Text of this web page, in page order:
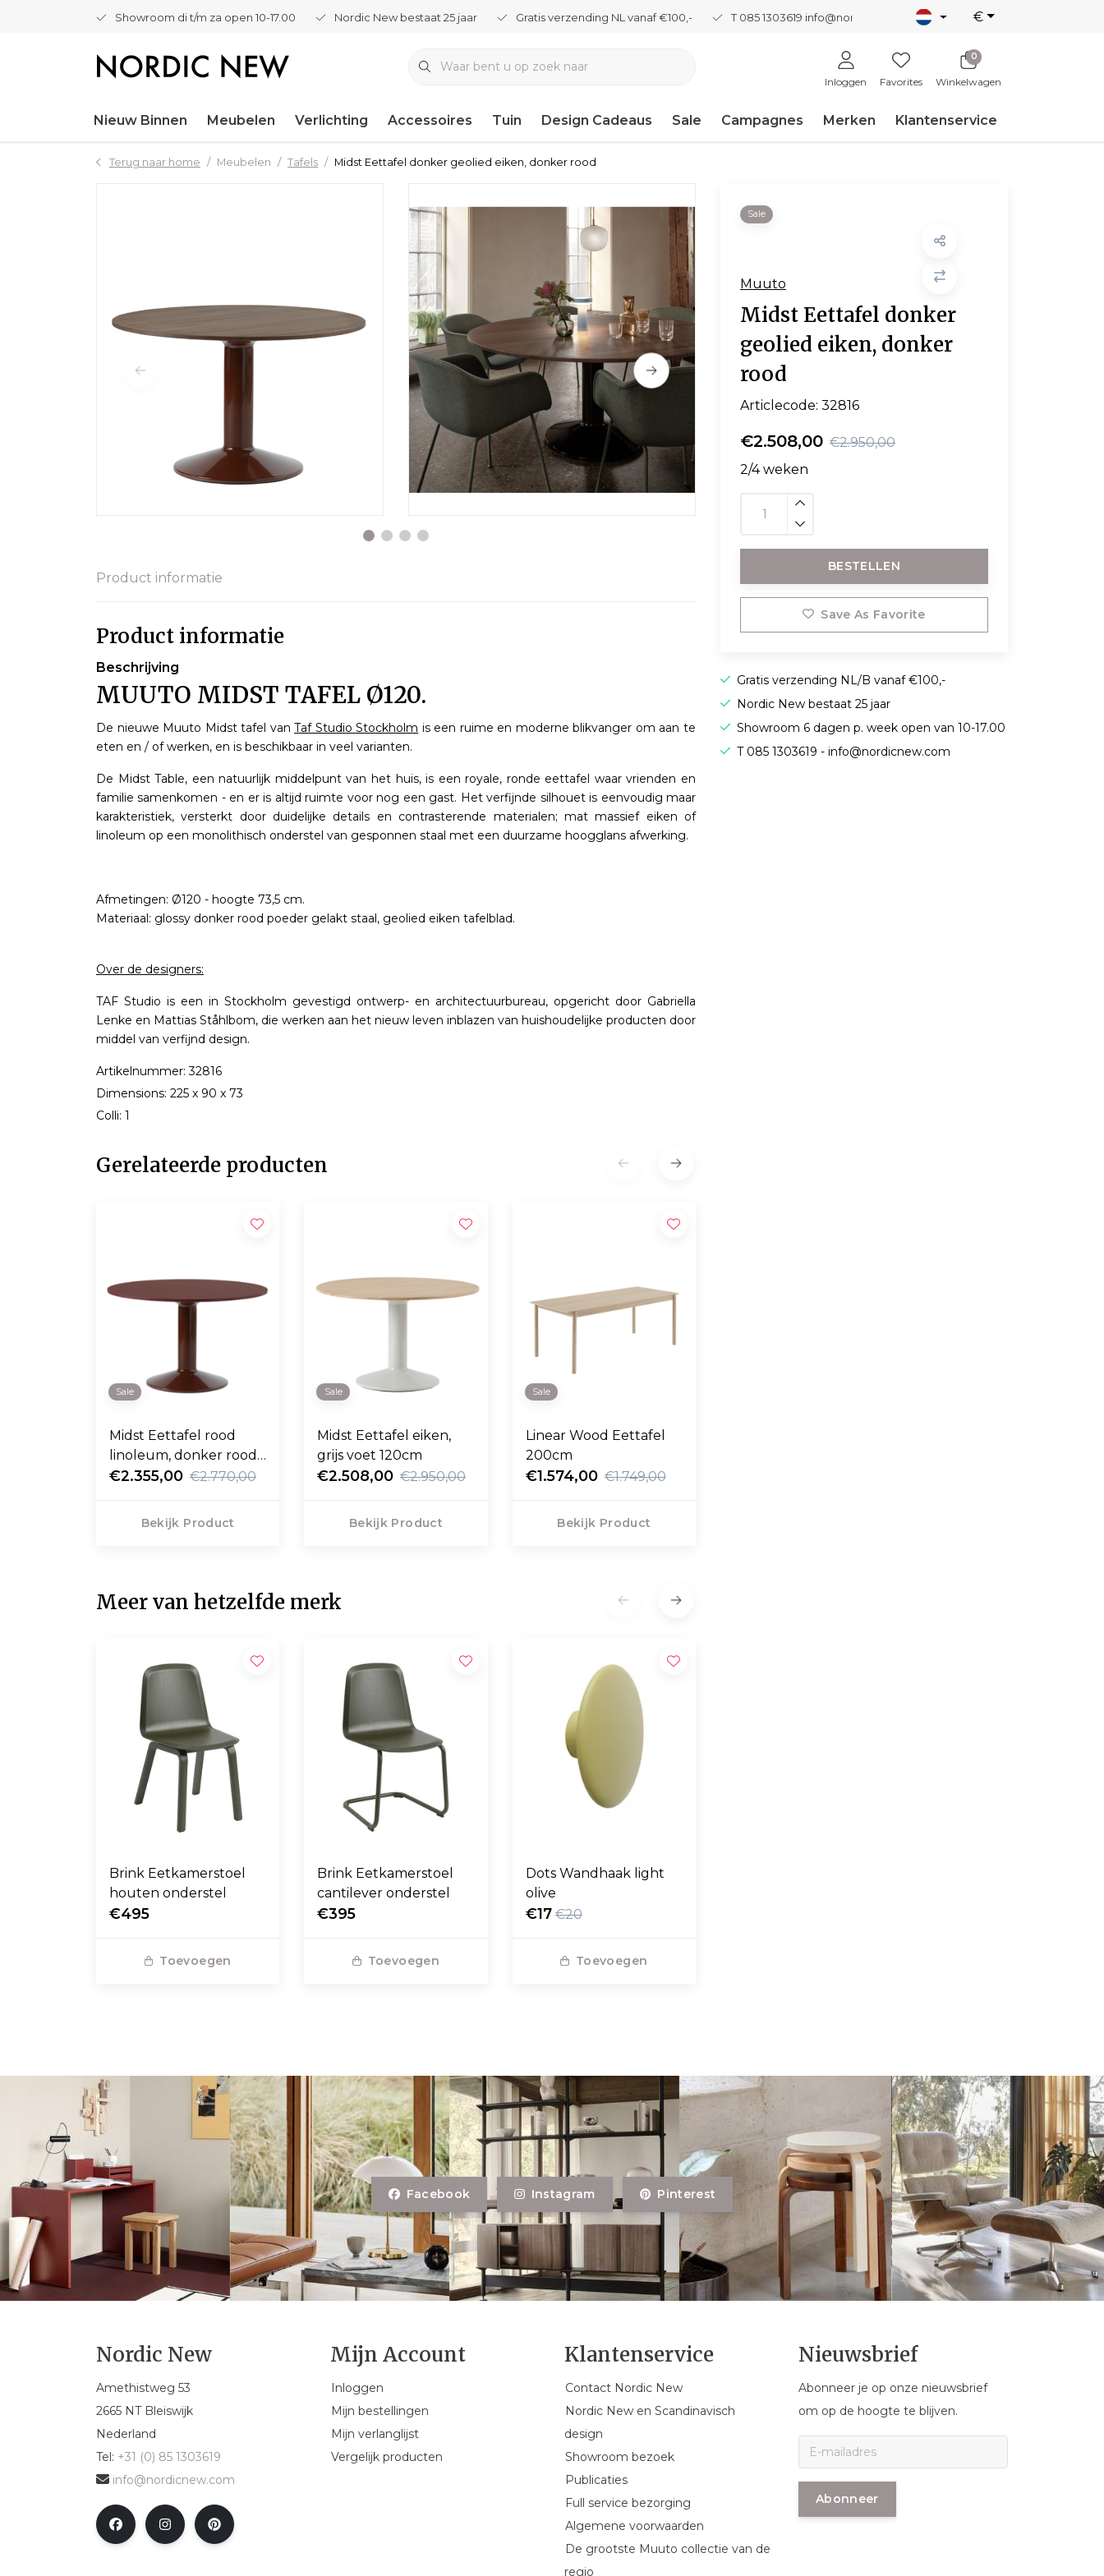
Showroom di t/m za open 10-17.00 Nordic New bestaat 25 jaar Gratis verzending NL vanaf €100,- T 085 1303619 info@nordicnew.nl €
Inloggen Favorites
0
Winkelwagen
Nieuw Binnen Meubelen Verlichting Accessoires Tuin Design Cadeaus Sale Campagnes Merken Klantenservice
Terug naar home Meubelen Tafels Midst Eettafel donker geolied eiken, donker rood
Sale
Muuto
Midst Eettafel donker
geolied eiken, donker
rood
Articlecode: 32816
€2.508,00 €2.950,00
2/4 weken
BESTELLEN
Save As Favorite
Gratis verzending NL/B vanaf €100,-
Nordic New bestaat 25 jaar
Showroom 6 dagen p. week open van 10-17.00
T 085 1303619 -info@nordicnew.com
Product informatie
Product informatie
Beschrijving
MUUTO MIDST TAFEL Ø120.
De nieuwe Muuto Midst tafel vanTaf Studio Stockholm is een ruime en moderne blikvanger om aan te
eten en / of werken, en is beschikbaar in veel varianten.
De Midst Table, een natuurlijk middelpunt van het huis, is een royale, ronde eettafel waar vrienden en
familie samenkomen - en er is altijd ruimte voor nog een gast. Het verfijnde silhouet is eenvoudig maar
karakteristiek, versterkt door duidelijke details en contrasterende materialen; mat massief eiken of
linoleum op een monolithisch onderstel van gesponnen staal met een duurzame hoogglans afwerking.
Afmetingen: Ø120 - hoogte 73,5 cm.
Materiaal: glossy donker rood poeder gelakt staal, geolied eiken tafelblad.
Over de designers:
TAF Studio is een in Stockholm gevestigd ontwerp- en architectuurbureau, opgericht door Gabriella
Lenke en Mattias Ståhlbom, die werken aan het nieuw leven inblazen van huishoudelijke producten door
middel van verfijnd design.
Artikelnummer: 32816
Dimensions: 225 x 90 x 73
Colli: 1
Gerelateerde producten
Sale
Midst Eettafel rood
linoleum, donker rood
voet 120cm
€2.355,00 €2.770,00
Bekijk Product
Sale
Midst Eettafel eiken,
grijs voet 120cm
€2.508,00 €2.950,00
Bekijk Product
Sale
Linear Wood Eettafel
200cm
€1.574,00 €1.749,00
Bekijk Product
Meer van hetzelfde merk
Brink Eetkamerstoel
houten onderstel
€495
Toevoegen
Brink Eetkamerstoel
cantilever onderstel
€395
Toevoegen
Dots Wandhaak light
olive
€17 €20
Toevoegen
Facebook Instagram Pinterest
Nordic New
Amethistweg 53
2665 NT Bleiswijk
Nederland
Tel: +31 (0) 85 1303619
info@nordicnew.com
Mijn Account
Inloggen
Mijn bestellingen
Mijn verlanglijst
Vergelijk producten
Klantenservice
Contact Nordic New
Nordic New en Scandinavisch
design
Showroom bezoek
Publicaties
Full service bezorging
Algemene voorwaarden
De grootste Muuto collectie van de
regio
Nieuwsbrief
Abonneer je op onze nieuwsbrief
om op de hoogte te blijven.
Abonneer